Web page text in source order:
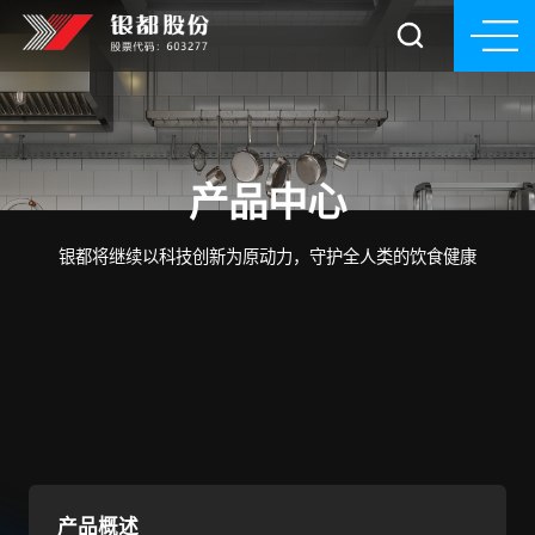
产品中心
银都将继续以科技创新为原动力，守护全人类的饮食健康
产品概述